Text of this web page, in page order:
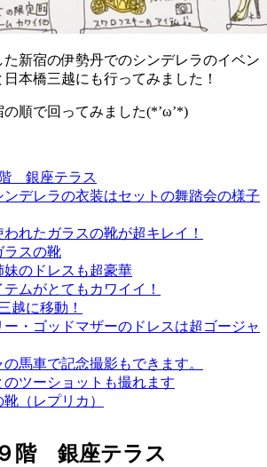
新宿の伊勢丹でのシンデレラのイベン
日本橋三越にも行ってみました！
順で回ってみました(*’ω’*)
銀座テラス
ンデレラの衣装はセットの舞踏会の様子
われたガラスの靴が超キレイ！
ラスの靴
妹のドレスも超豪華
テムがとてもカワイイ！
越に移動！
ー・ゴッドマザーのドレスは超ゴージャ
の馬車で記念撮影もできます。
のツーショットも撮れます
（レプリカ）
階 銀座テラス